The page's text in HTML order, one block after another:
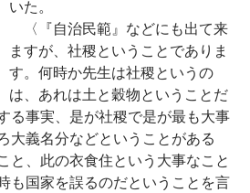
いた。
〈『自治民範』などにも出て来
ますが、社稷ということでありま
す。何時か先生は社稷というの
は、あれは土と穀物ということだ
る事実、是が社稷で是が最も大事
大義名分などということがある
と、此の衣食住という大事なこと
も国家を誤るのだということを言